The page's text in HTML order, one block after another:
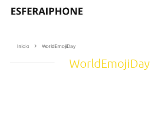
Inicio WorldEmojiDay
WorldEmojiDay